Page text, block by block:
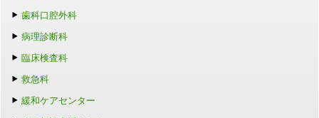
歯科口腔外科
病理診断科
臨床検査科
救急科
緩和ケアセンター